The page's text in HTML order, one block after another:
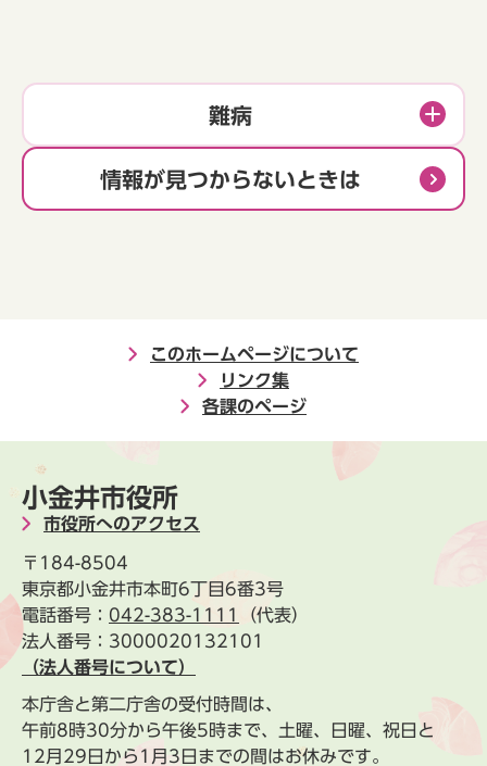
難病
情報が見つからないときは
このホームページについて
リンク集
各課のページ
小金井市役所
市役所へのアクセス
〒184-8504
東京都小金井市本町6丁目6番3号
電話番号： 042-383-1111
（代表）
法人番号：3000020132101
（法人番号について）
本庁舎と第二庁舎の受付時間は、
午前8時30分から午後5時まで、土曜、日曜、祝日と
12月29日から1月3日までの間はお休みです。